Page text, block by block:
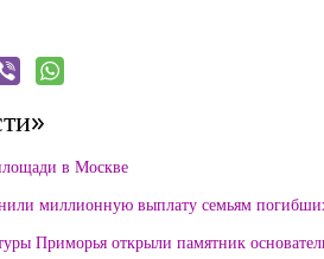
в Москве
миллионную выплату семьям
Приморья открыли памятник